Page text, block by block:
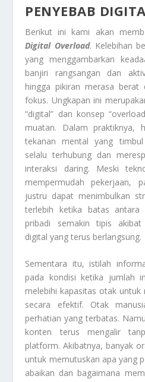
PENYEBAB
Berikut ini kami akan
Digital Overload. Kelebihan
yang menggambarkan
banjiri rangsangan dan
hingga pikiran merasa berat
fokus. Ungkapan ini
“digital” dan konsep
muatan. Dalam praktiknya,
tekanan mental yang
selalu terhubung dan
interaksi daring. Meski
mempermudah pekerjaan,
justru dapat menimbulkan
terlebih ketika batas
pribadi semakin tipis akibat
digital yang terus berlangsung.
Sementara itu, istilah
pada kondisi ketika jumlah
melebihi kapasitas otak
secara efektif. Otak
perhatian yang terbatas.
konten terus mengalir
platform. Akibatnya, banyak
untuk memutuskan apa yang
abaikan dan bagaimana